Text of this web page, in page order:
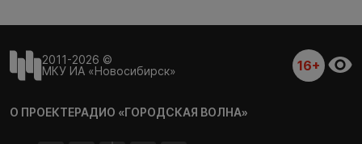
2011-2026 ©
МКУ ИА «Новосибирск»
16+
О ПРОЕКТЕРАДИО «ГОРОДСКАЯ ВОЛНА»